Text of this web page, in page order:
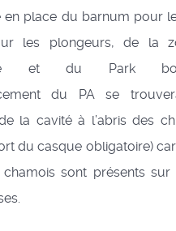
en place du barnum pour
les plongeurs, de la
et du Park
du PA se
la cavité à l’abris des
du casque obligatoire)
sont présents